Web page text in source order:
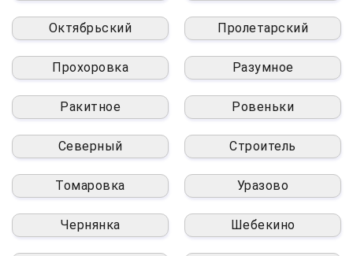
Октябрьский Пролетарский
Прохоровка Разумное
Ракитное Ровеньки
Северный Строитель
Томаровка Уразово
Чернянка Шебекино